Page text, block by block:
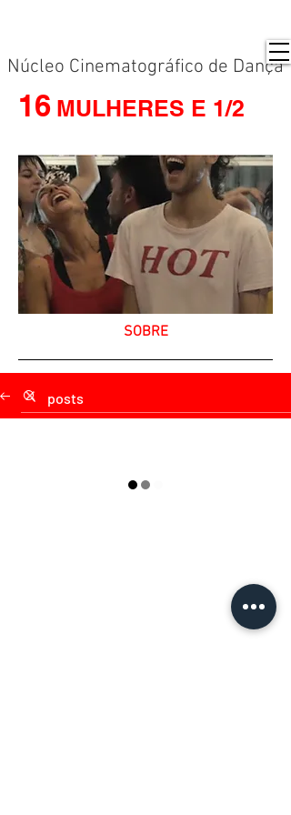
Núcleo Cinematográfico de Dança
16 MULHERES E 1/2
SOBRE